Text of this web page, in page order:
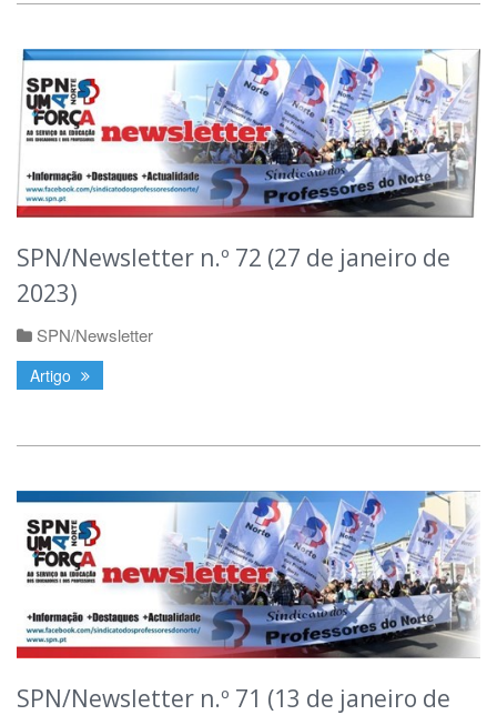
SPN/Newsletter n.º 72 (27 de janeiro de
2023)
SPN/Newsletter
Artigo
SPN/Newsletter n.º 71 (13 de janeiro de